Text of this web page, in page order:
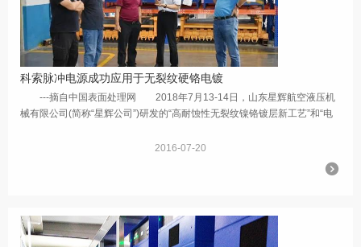
科索脉冲电源成功应用于无裂纹硬铬电镀
---摘自中国表面处理网 2018年7月13-14日，山东星辉航空液压机
械有限公司(简称“星辉公司”)研发的“高耐蚀性无裂纹镍铬镀层新工艺”和“电
2016-07-20